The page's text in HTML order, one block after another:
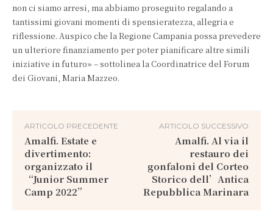
non ci siamo arresi, ma abbiamo proseguito regalando a
tantissimi giovani momenti di spensieratezza, allegria e
riflessione. Auspico che la Regione Campania possa prevedere
un ulteriore finanziamento per poter pianificare altre simili
iniziative in futuro» – sottolinea la Coordinatrice del Forum
dei Giovani, Maria Mazzeo.
ARTICOLO PRECEDENTE
Amalfi. Estate e
divertimento:
organizzato il
“Junior Summer
Camp 2022”
ARTICOLO SUCCESSIVO
Amalfi. Al via il
restauro dei
gonfaloni del Corteo
Storico dell’Antica
Repubblica Marinara